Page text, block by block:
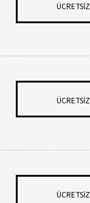
ÜCRETSİZ
ÜCRETSİZ
ÜCRETSİZ